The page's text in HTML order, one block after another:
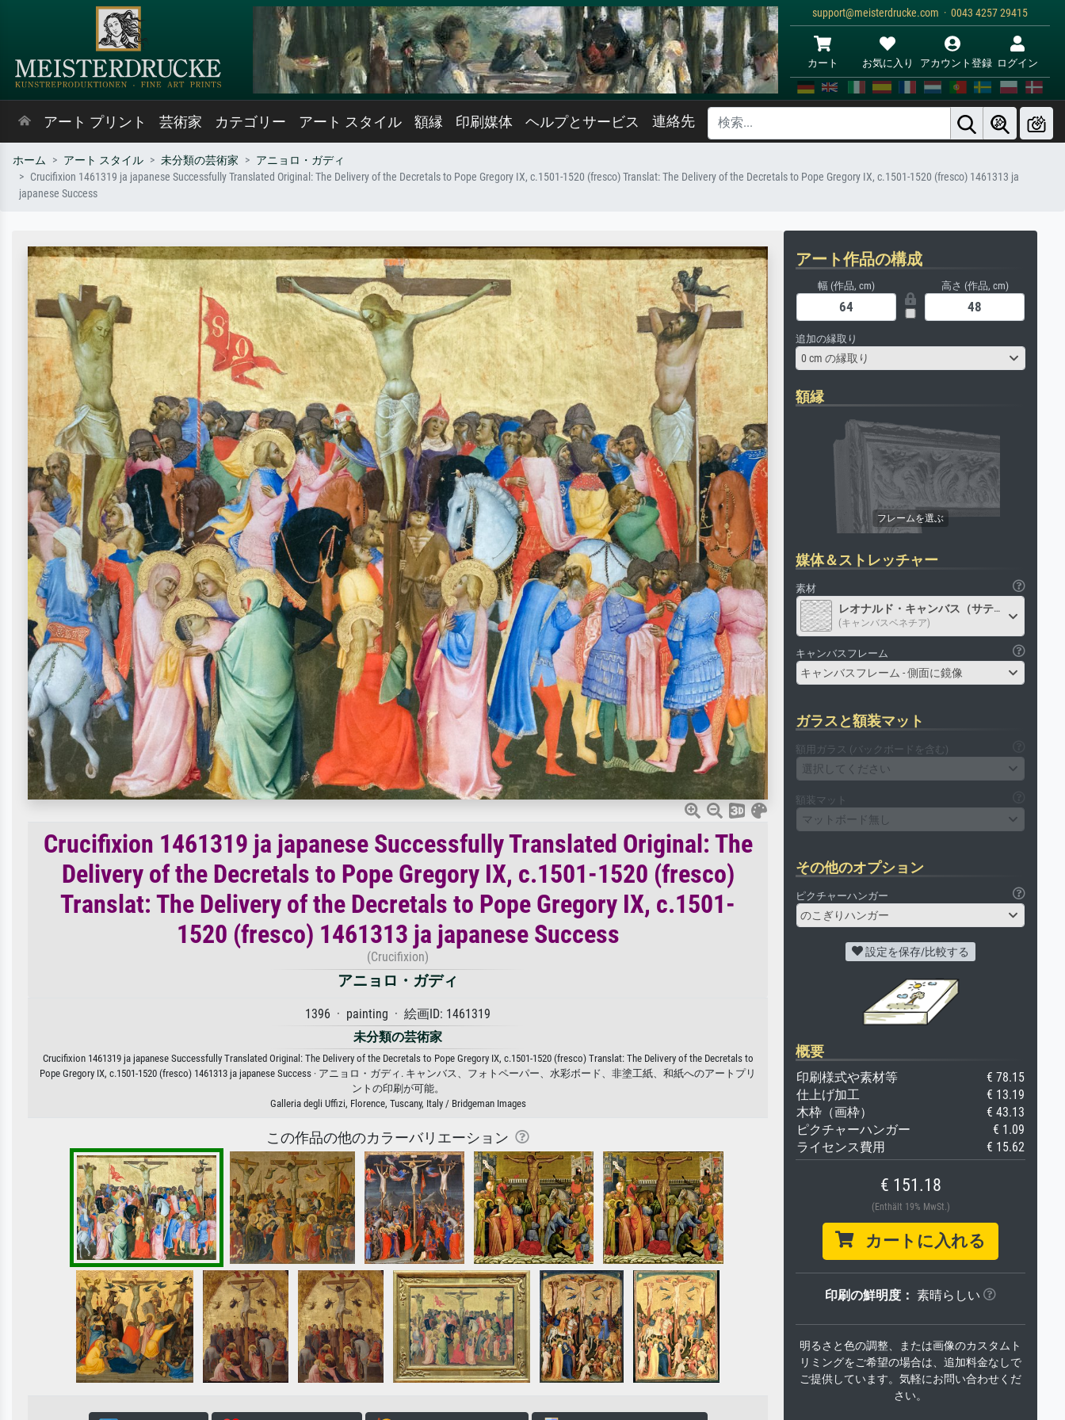
support@meisterdrucke.com · 0043 4257 29415
カート お気に入り アカウント登録 ログイン
アート プリント 芸術家 カテゴリー アート スタイル 額縁 印刷媒体 ヘルプとサービス 連絡先
ホーム アート スタイル 未分類の芸術家
アニョロ・ガディ
Crucifixion 1461319 ja japanese Successfully Translated Original: The Delivery of the Decretals to Pope Gregory IX, c.1501-1520 (fresco) Translat: The Delivery of the Decretals to Pope Gregory IX, c.1501-1520 (fresco) 1461313 ja
japanese Success
Crucifixion 1461319 ja japanese Successfully Translated Original: The
Delivery of the Decretals to Pope Gregory IX, c.1501-1520 (fresco)
Translat: The Delivery of the Decretals to Pope Gregory IX, c.1501-
1520 (fresco) 1461313 ja japanese Success
(Crucifixion)
アニョロ・ガディ
1396 · painting · 絵画ID: 1461319
未分類の芸術家
Crucifixion 1461319 ja japanese Successfully Translated Original: The Delivery of the Decretals to Pope Gregory IX, c.1501-1520 (fresco) Translat: The Delivery of the Decretals to
Pope Gregory IX, c.1501-1520 (fresco) 1461313 ja japanese Success · アニョロ・ガディ. キャンバス、フォトペーパー、水彩ボード、非塗工紙、和紙へのアートプリ
ントの印刷が可能。
Galleria degli Uffizi, Florence, Tuscany, Italy / Bridgeman Images
この作品の他のカラーバリエーション
アート作品の構成
幅 (作品, cm) 高さ (作品, cm)
追加の縁取り
0 cm の縁取り
額縁
媒体＆ストレッチャー
素材
レオナルド・キャンバス（サテン）
(キャンバスベネチア)
キャンバスフレーム
キャンバスフレーム - 側面に鏡像
ガラスと額装マット
額用ガラス (バックボードを含む)
選択してください
額装マット
マットボード無し
その他のオプション
ピクチャーハンガー
のこぎりハンガー
設定を保存/比較する
概要
印刷様式や素材等
€ 78.15
仕上げ加工
€ 13.19
木枠（画枠）
€ 43.13
ピクチャーハンガー
€ 1.09
ライセンス費用
€ 15.62
€ 151.18
(Enthält 19% MwSt.)
カートに入れる
印刷の鮮明度： 素晴らしい
明るさと色の調整、または画像のカスタムト
リミングをご希望の場合は、追加料金なしで
ご提供しています。気軽にお問い合わせくだ
さい。